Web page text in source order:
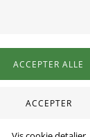
udsolgt